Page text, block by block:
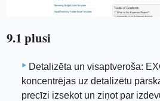
9.1 plusi
Detalizēta un visaptveroša:
koncentrējas uz detalizētu
precīzi izsekot un ziņot par